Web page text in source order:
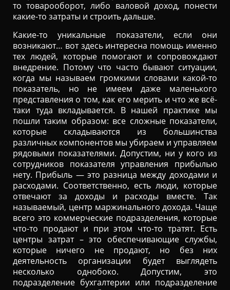
то товарооборот, либо валовой доход, понести
какие-то затраты и строить дальше.
Какие-то уникальные показатели, если они
возникают… вот здесь интересна помощь именно
тех людей, которые помогают и сопровождают
внедрение. Потому что часто бывают ситуации,
когда мы называем громкими словами какой-то
показатель, но не имеем даже маленького
представления о том, как его мерить и что же всё-
таки туда вкладывается. В нашей практике мы
пошли таким образом: все сложные показатели,
которые складываются из большинства
различных компонентов мы убираем и управляем
рядовыми показателями. Допустим, ни у кого из
сотрудников показателя управления прибылью
нету. Прибыль — это разница между доходами и
расходами. Соответственно, есть люди, которые
отвечают за доходы и расходы вместе. Так
называемый, центр маржинального дохода. Чаще
всего это коммерческие подразделения, которые
что-то продают и при этом что-то тратят. Есть
центры затрат – это обеспечивающие службы,
которые ничего не продают, но без них
деятельность организации будет выглядеть
несколько однобоко. Допустим, это
подразделение бухгалтерии или подразделение